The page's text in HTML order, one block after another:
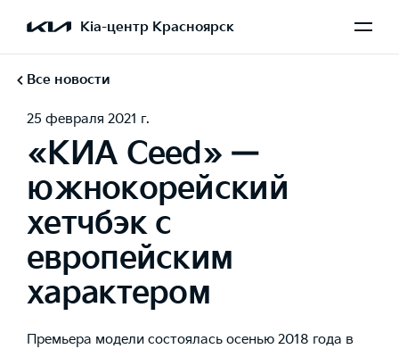
Kia-центр Красноярск
Все новости
25 февраля 2021 г.
«КИА Ceed» —
южнокорейский
хетчбэк с
европейским
характером
Премьера модели состоялась осенью 2018 года в